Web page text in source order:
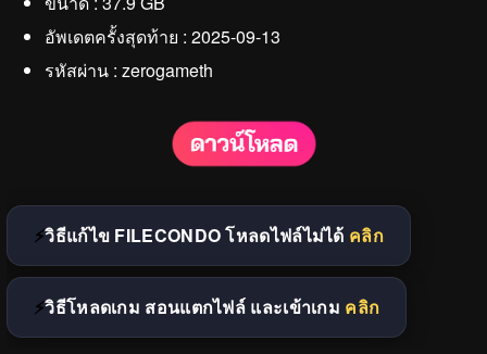
อัพเดตครั้งสุดท้าย : 2025-09-13
รหัสผ่าน : zerogameth
วิธีแก้ไข FILECONDO โหลดไฟล์ไม่ได้ คลิก
วิธีโหลดเกม สอนแตกไฟล์ และเข้าเกม คลิก